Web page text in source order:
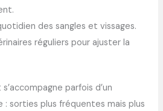
des sangles et vissages.
réguliers pour ajuster la
parfois d’un
sorties plus fréquentes mais plus